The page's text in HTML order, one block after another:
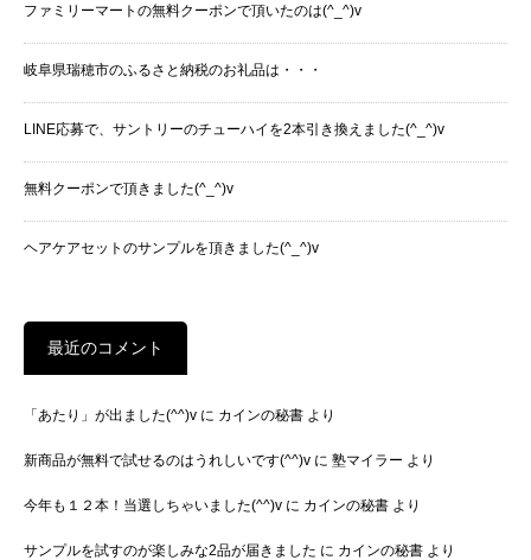
ファミリーマートの無料クーポンで頂いたのは(^_^)v
岐阜県瑞穂市のふるさと納税のお礼品は・・・
LINE応募で、サントリーのチューハイを2本引き換えました(^_^)v
無料クーポンで頂きました(^_^)v
ヘアケアセットのサンプルを頂きました(^_^)v
最近のコメント
「あたり」が出ました(^^)v に カインの秘書 より
新商品が無料で試せるのはうれしいです(^^)v に 塾マイラー より
今年も１２本！当選しちゃいました(^^)v に カインの秘書 より
サンプルを試すのが楽しみな2品が届きました に カインの秘書 より